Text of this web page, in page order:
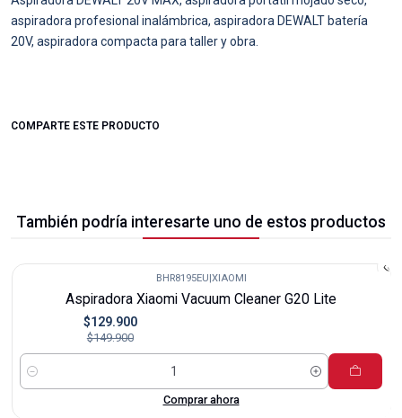
aspiradora profesional inalámbrica, aspiradora DEWALT batería
20V, aspiradora compacta para taller y obra.
COMPARTE ESTE PRODUCTO
También podría interesarte uno de estos productos
BHR8195EU|XIAOMI
Aspiradora Xiaomi Vacuum Cleaner G20 Lite
$129.900
$149.900
Cantidad
Comprar ahora